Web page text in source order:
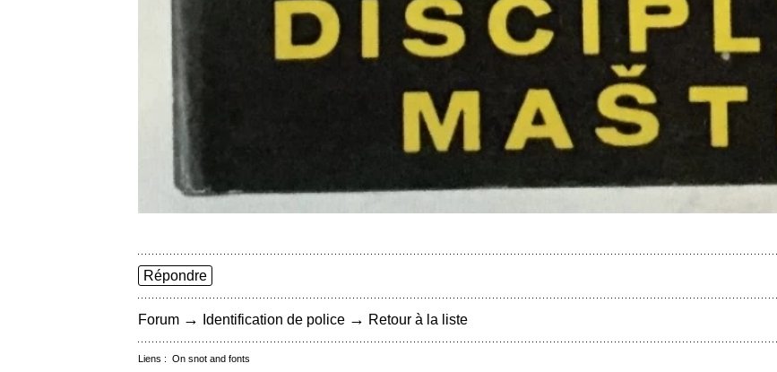
Répondre
Forum → Identification de police → Retour à la liste
Liens : On snot and fonts